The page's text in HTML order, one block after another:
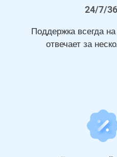
24/7/
Поддержка всегда
отвечает за